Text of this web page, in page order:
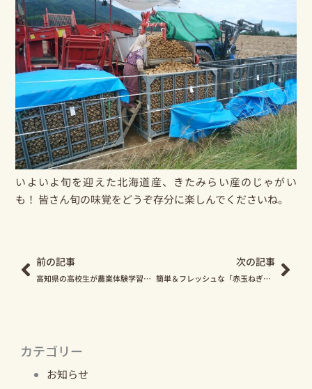
カテゴリー
お知らせ
いよいよ旬を迎えた北海道産、きたみらい産のじゃがい
も！ 皆さん旬の味覚をどうぞ存分に楽しんでくださいね。
前の記事
高知県の高校生が農業体験学習にやってきました！
次の記事
簡単＆フレッシュな「赤玉ねぎドレッシング」のレシピをご紹介♪